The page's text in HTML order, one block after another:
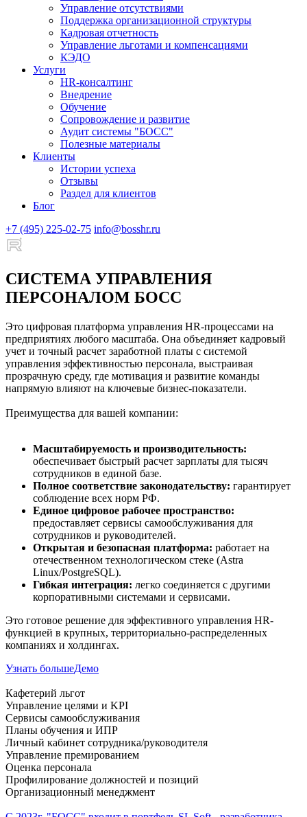
Управление отсутствиями
Поддержка организационной структуры
Кадровая отчетность
Управление льготами и компенсациями
КЭДО
Услуги
HR-консалтинг
Внедрение
Обучение
Сопровождение и развитие
Аудит системы "БОСС"
Полезные материалы
Клиенты
Истории успеха
Отзывы
Раздел для клиентов
Блог
+7 (495) 225-02-75 info@bosshr.ru
СИСТЕМА УПРАВЛЕНИЯ
ПЕРСОНАЛОМ БОСС
Это цифровая платформа управления HR-процессами на
предприятиях любого масштаба. Она объединяет кадровый
учет и точный расчет заработной платы с системой
управления эффективностью персонала, выстраивая
прозрачную среду, где мотивация и развитие команды
напрямую влияют на ключевые бизнес-показатели.
Преимущества для вашей компании:
Масштабируемость и производительность:
обеспечивает быстрый расчет зарплаты для тысяч
сотрудников в единой базе.
Полное соответствие законодательству: гарантирует
соблюдение всех норм РФ.
Единое цифровое рабочее пространство:
предоставляет сервисы самообслуживания для
сотрудников и руководителей.
Открытая и безопасная платформа: работает на
отечественном технологическом стеке (Astra
Linux/PostgreSQL).
Гибкая интеграция: легко соединяется с другими
корпоративными системами и сервисами.
Это готовое решение для эффективного управления HR-
функцией в крупных, территориально-распределенных
компаниях и холдингах.
Узнать большеДемо
Кафетерий льгот
Управление целями и KPI
Сервисы самообслуживания
Планы обучения и ИПР
Личный кабинет сотрудника/руководителя
Управление премированием
Оценка персонала
Профилирование должностей и позиций
Организационный менеджмент